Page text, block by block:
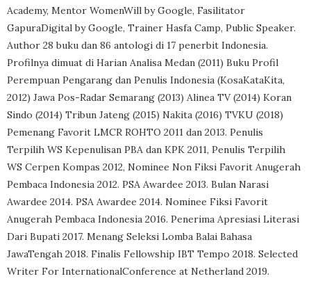
Academy, Mentor WomenWill by Google, Fasilitator
GapuraDigital by Google, Trainer Hasfa Camp, Public Speaker.
Author 28 buku dan 86 antologi di 17 penerbit Indonesia.
Profilnya dimuat di Harian Analisa Medan (2011) Buku Profil
Perempuan Pengarang dan Penulis Indonesia (KosaKataKita,
2012) Jawa Pos-Radar Semarang (2013) Alinea TV (2014) Koran
Sindo (2014) Tribun Jateng (2015) Nakita (2016) TVKU (2018)
Pemenang Favorit LMCR ROHTO 2011 dan 2013. Penulis
Terpilih WS Kepenulisan PBA dan KPK 2011, Penulis Terpilih
WS Cerpen Kompas 2012, Nominee Non Fiksi Favorit Anugerah
Pembaca Indonesia 2012. PSA Awardee 2013. Bulan Narasi
Awardee 2014. PSA Awardee 2014. Nominee Fiksi Favorit
Anugerah Pembaca Indonesia 2016. Penerima Apresiasi Literasi
Dari Bupati 2017. Menang Seleksi Lomba Balai Bahasa
JawaTengah 2018. Finalis Fellowship IBT Tempo 2018. Selected
Writer For InternationalConference at Netherland 2019.